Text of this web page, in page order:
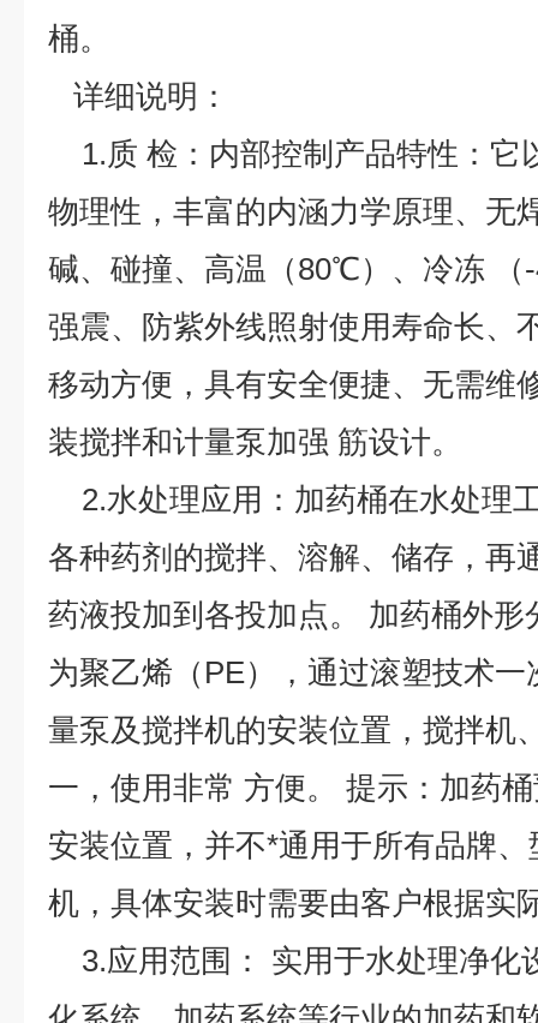
桶。
详细说明：
1.质 检：内部控制产品特性：它
物理性，丰富的内涵力学原理、无
碱、碰撞、高温（80℃）、冷冻
强震、防紫外线照射使用寿命长、
移动方便，具有安全便捷、无需维
装搅拌和计量泵加强 筋设计。
2.水处理应用：加药桶在水处理
各种药剂的搅拌、溶解、储存，再
药液投加到各投加点。 加药桶外
为聚乙烯（PE），通过滚塑技术
量泵及搅拌机的安装位置，搅拌机
一，使用非常 方便。 提示：加药
安装位置，并不*通用于所有品牌
机，具体安装时需要由客户根据实
3.应用范围： 实用于水处理净化